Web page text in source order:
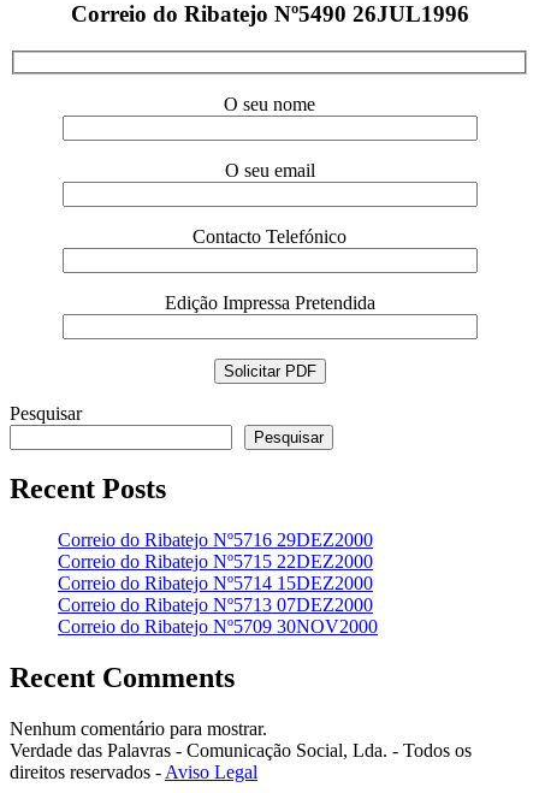
Correio do Ribatejo Nº5490 26JUL1996
O seu nome
O seu email
Contacto Telefónico
Edição Impressa Pretendida
Pesquisar
Pesquisar
Recent Posts
Correio do Ribatejo Nº5716 29DEZ2000
Correio do Ribatejo Nº5715 22DEZ2000
Correio do Ribatejo Nº5714 15DEZ2000
Correio do Ribatejo Nº5713 07DEZ2000
Correio do Ribatejo Nº5709 30NOV2000
Recent Comments
Nenhum comentário para mostrar.
Verdade das Palavras - Comunicação Social, Lda. - Todos os
direitos reservados - Aviso Legal